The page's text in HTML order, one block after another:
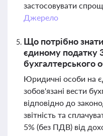
застосовувати
Джерело
Що потрібно
єдиному податку
бухгалтерського
Юридичні особи на
зобов'язані вести
відповідно до
звітність та
5% (без ПДВ) від